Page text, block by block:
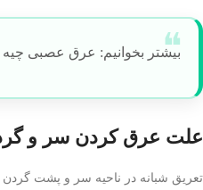
بیشتر بخوانیم: عرق عصبی
علت عرق كردن سر و
تعریق شبانه در ناحیه سر و پشت گردن